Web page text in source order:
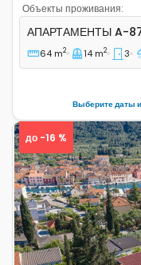
Объекты проживания:
Трёхкомнатные
АПАРТАМЕНТЫ A-
64 m2 14 m2 3
Выберите даты
Previous
до -16 %